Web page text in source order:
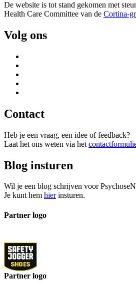
De website is tot stand gekomen met
Health Care Committee van de Cortina-
Volg ons
Contact
Heb je een vraag, een idee of feedback?
Laat het ons weten via het
Blog insturen
Wil je een blog schrijven voor
Je kunt hem hierinsturen.
Partner logo
Partner logo